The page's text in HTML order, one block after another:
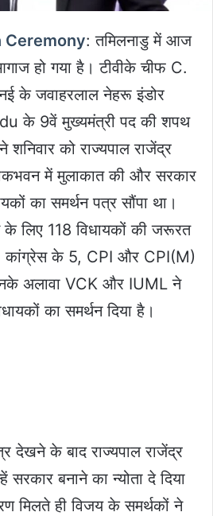
Ceremony: तमिलनाडु में आज
हो गया है। टीवीके चीफ C.
के जवाहरलाल नेहरू इंडोर
के 9वें मुख्यमंत्री पद की शपथ
को राज्यपाल राजेंद्र
में मुलाकात की और सरकार
का समर्थन पत्र सौंपा था।
के लिए 118 विधायकों की जरूरत
कांग्रेस के 5, CPI और CPI(M)
अलावा VCK और IUML ने
का समर्थन दिया है।
देखने के बाद राज्यपाल राजेंद्र
सरकार बनाने का न्योता दे दिया
मिलते ही विजय के समर्थकों ने